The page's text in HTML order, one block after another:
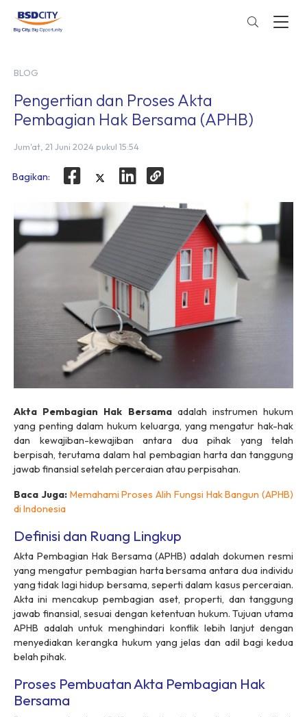
BLOG
Pengertian dan Proses Akta
Pembagian Hak Bersama (APHB)
Jum'at, 21 Juni 2024 pukul 15:54
Bagikan:
Akta Pembagian Hak Bersamaadalah instrumen hukum
yang penting dalam hukum keluarga, yang mengatur hak-hak
dan kewajiban-kewajiban antara dua pihak yang telah
berpisah, terutama dalam hal pembagian harta dan tanggung
jawab finansial setelah perceraian atau perpisahan.
Baca Juga: Memahami Proses Alih Fungsi Hak Bangun (APHB)
di Indonesia
Definisi dan Ruang Lingkup
Akta Pembagian Hak Bersama (APHB) adalah dokumen resmi
yang mengatur pembagian harta bersama antara dua individu
yang tidak lagi hidup bersama, seperti dalam kasus perceraian.
Akta ini mencakup pembagian aset, properti, dan tanggung
jawab finansial, sesuai dengan ketentuan hukum. Tujuan utama
APHB adalah untuk menghindari konflik lebih lanjut dengan
menyediakan kerangka hukum yang jelas dan adil bagi kedua
belah pihak.
Proses Pembuatan Akta Pembagian Hak
Bersama